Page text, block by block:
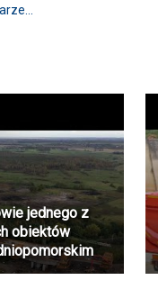
jednego z
obiektów